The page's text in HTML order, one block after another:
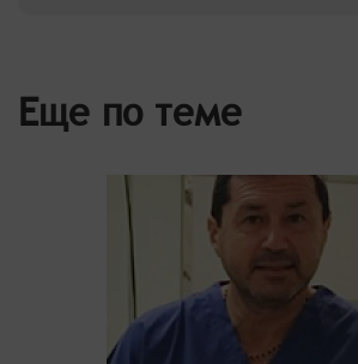
Еще по теме